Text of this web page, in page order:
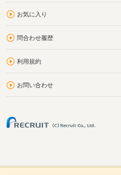
お気に入り
問合わせ履歴
利用規約
お問い合わせ